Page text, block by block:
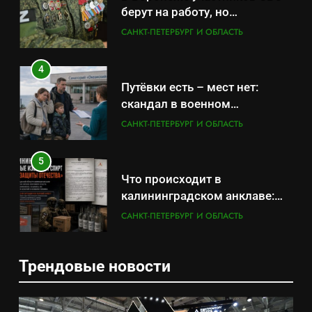
берут на работу, но
удержаться удаётся не всем
САНКТ-ПЕТЕРБУРГ И ОБЛАСТЬ
4
Путёвки есть – мест нет:
скандал в военном
санатории Владивостока
САНКТ-ПЕТЕРБУРГ И ОБЛАСТЬ
5
Что происходит в
калининградском анклаве:
военные изымают спирт «для
САНКТ-ПЕТЕРБУРГ И ОБЛАСТЬ
«500-тонный беспилотник»
скрывает российский ВМФ
САНКТ-ПЕТЕРБУРГ И ОБЛАСТЬ
Трендовые новости
5
Что происходит в